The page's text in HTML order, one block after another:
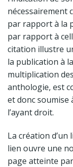
nécessairement
par rapport à la
par rapport à
citation illustre
la publication à
multiplication
anthologie, est
et donc soumise
l’ayant droit.
La création d’un
lien ouvre une
page atteinte